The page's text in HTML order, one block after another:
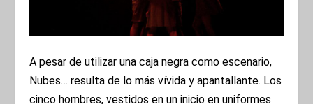
A pesar de utilizar una caja negra como escenario,
Nubes… resulta de lo más vívida y apantallante. Los
cinco hombres, vestidos en un inicio en uniformes